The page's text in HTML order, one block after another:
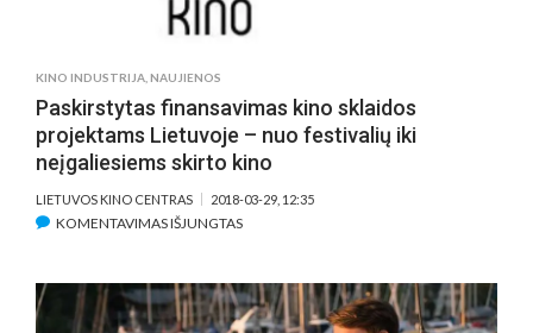
REALYBĖS
KINO INDUSTRIJA NAUJIENOS
Paskirstytas finansavimas kino sklaidos
projektams Lietuvoje – nuo festivalių iki
neįgaliesiems skirto kino
LIETUVOS KINO CENTRAS 2018-03-29, 12:35
KOMENTAVIMAS IŠJUNGTASĮRAŠE
KINO
SKLAIDOS